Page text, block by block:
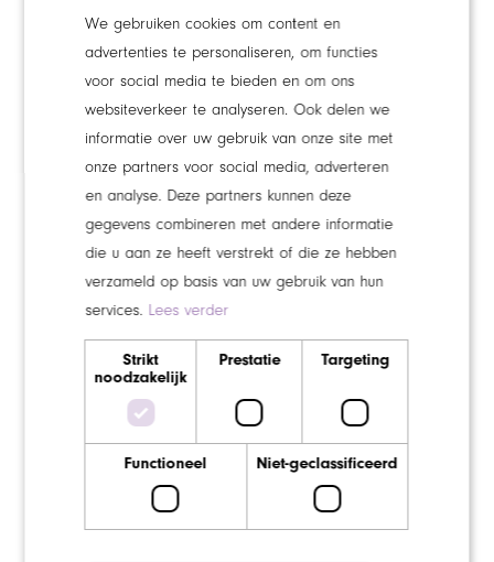
Mondzorg
Psychologie
Wegwijzers:
Wegwijzer
locatie De
Notenhoff
Wegwijzer
locatie De
Notenhoff
We gebruiken cookies om content en
advertenties te personaliseren, om functies
voor social media te bieden en om ons
websiteverkeer te analyseren. Ook delen we
informatie over uw gebruik van onze site met
onze partners voor social media, adverteren
en analyse. Deze partners kunnen deze
gegevens combineren met andere informatie
die u aan ze heeft verstrekt of die ze hebben
verzameld op basis van uw gebruik van hun
services. Lees verder
Strikt
noodzakelijk
Prestatie Targeting
Functioneel Niet-geclassificeerd